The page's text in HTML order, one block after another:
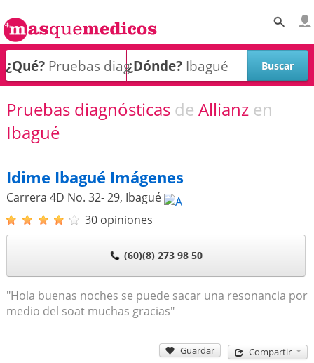
¿Qué? ¿Dónde?
Pruebas diagnósticas de Allianz en
Ibagué
Idime Ibagué Imágenes
Carrera 4D No. 32- 29, Ibagué
30 opiniones
(60)(8) 273 98 50
"Hola buenas noches se puede sacar una resonancia por
medio del soat muchas gracias"
Guardar Compartir